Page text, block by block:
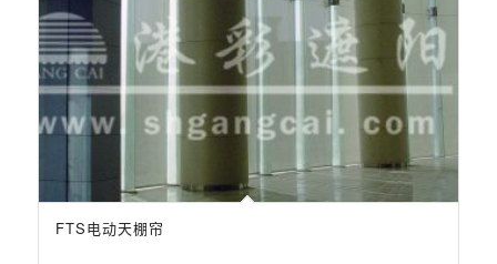
FTS电动天棚帘